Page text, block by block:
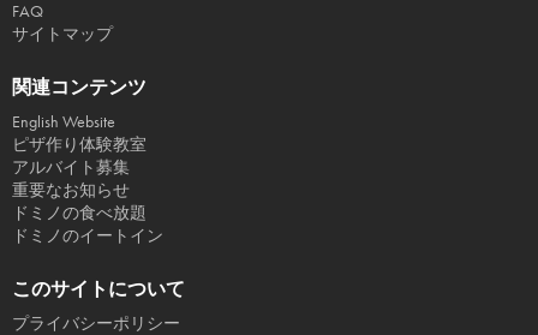
FAQ
サイトマップ
関連コンテンツ
English Website
ピザ作り体験教室
アルバイト募集
重要なお知らせ
ドミノの食べ放題
ドミノのイートイン
このサイトについて
プライバシーポリシー